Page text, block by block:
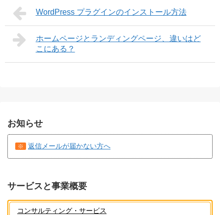
WordPress プラグインのインストール方法
ホームページとランディングページ、違いはど
こにある？
お知らせ
※ 返信メールが届かない方へ
サービスと事業概要
コンサルティング・サービス